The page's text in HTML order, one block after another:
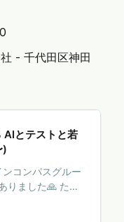
- 千代田区神田
とテストと若
)
コンパスグルー
りました🙏 ただ